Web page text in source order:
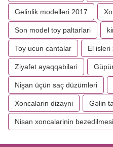
Gelinlik modelleri 2017
Son model toy paltarlari
Toy ucun cantalar El isleri
Ziyafet ayaqqabilari
Nişan üçün saç düzümləri
Xoncalarin dizayni Gəlin
Nisan xoncalarinin bezedilmesi